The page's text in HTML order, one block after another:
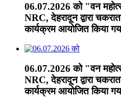
06.07.2026 को "वन
NRC, देहरादून द्वारा
कार्यक्रम आयोजित किया
06.07.2026 को "वन
NRC, देहरादून द्वारा
कार्यक्रम आयोजित किया